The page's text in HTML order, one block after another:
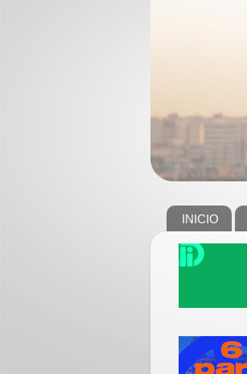
INICIO